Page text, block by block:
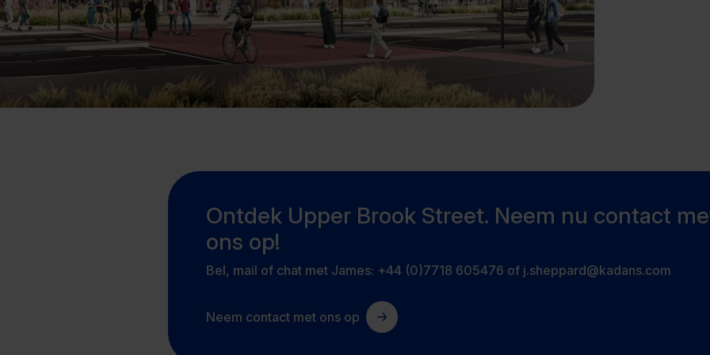
Ontdek Upper Brook Street. Neem nu contact
ons op!
Bel, mail of chat met James: +44 (0)7718 605476 of j.sheppard@kadans.com
Neem contact met ons op